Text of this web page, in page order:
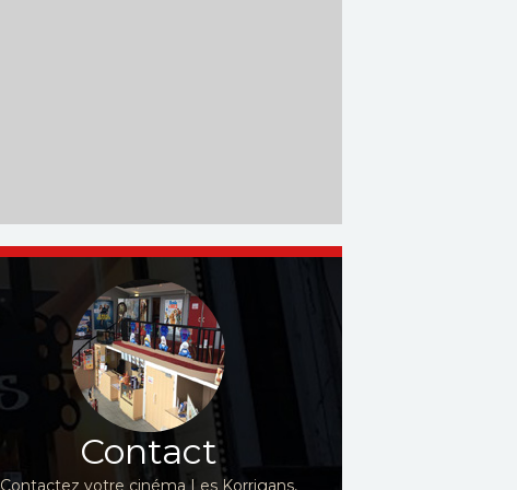
Contact
Contactez votre cinéma Les Korrigans,